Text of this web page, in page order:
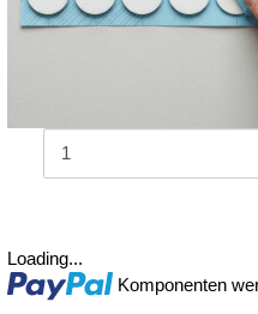
Loading...
Komponenten